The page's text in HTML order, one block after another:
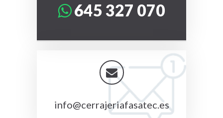
645 327 070
info@cerrajeriafasatec.es